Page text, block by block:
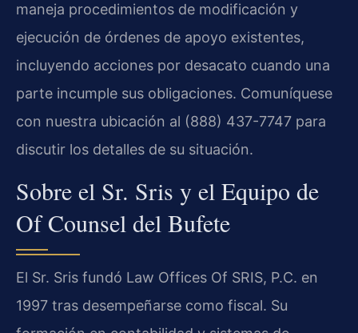
maneja procedimientos de modificación y
ejecución de órdenes de apoyo existentes,
incluyendo acciones por desacato cuando una
parte incumple sus obligaciones. Comuníquese
con nuestra ubicación al (888) 437-7747 para
discutir los detalles de su situación.
Sobre el Sr. Sris y el Equipo de
Of Counsel del Bufete
El Sr. Sris fundó Law Offices Of SRIS, P.C. en
1997 tras desempeñarse como fiscal. Su